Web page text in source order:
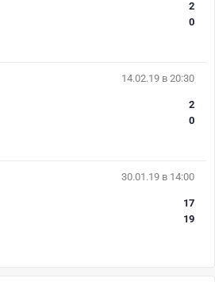
2
0
14.02.19 в 20:30
2
0
30.01.19 в 14:00
17
19